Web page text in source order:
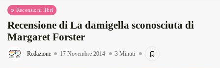
Recensioni libri
Recensione di La damigella sconosciuta di
Margaret Forster
Redazione 17 Novembre 2014 3 Minuti